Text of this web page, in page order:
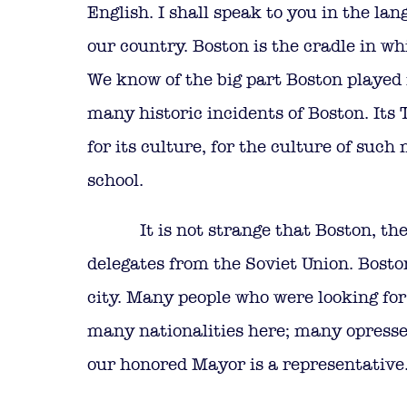
English. I shall speak to you in the
our country. Boston is the cradle in
We know of the big part Boston
many historic incidents of Boston. Its
for its culture, for the culture of such
school.
It is not strange that Boston,
delegates from the Soviet Union.
city. Many people who were looking
many nationalities here; many
our honored Mayor is a